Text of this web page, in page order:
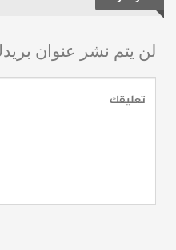
لن يتم نشر عنوان